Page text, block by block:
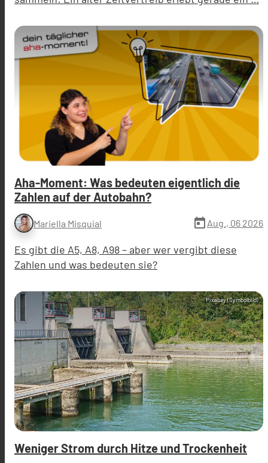
Aha-Moment: Was bedeuten eigentlich die
Zahlen auf der Autobahn?
Mariella Misquial today Aug., 06 2026
Es gibt die A5, A8, A98 – aber wer vergibt diese
Zahlen und was bedeuten sie?
Pixabay (Symbolbild)
Weniger Strom durch Hitze und Trockenheit